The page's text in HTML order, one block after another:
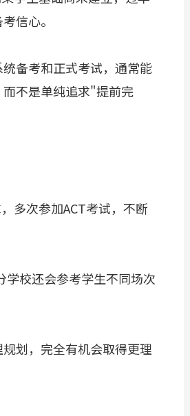
信心。
备考和正式考试，通常能
不是单纯追求"提前完
多次参加ACT考试，不断
校还会参考学生不同场次
划，完全有机会取得更理